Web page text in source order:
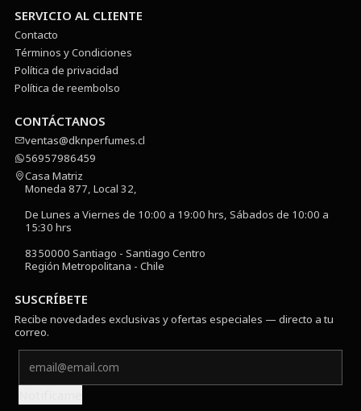
SERVICIO AL CLIENTE
Contacto
Términos y Condiciones
Política de privacidad
Política de reembolso
CONTÁCTANOS
ventas@dknperfumes.cl
56957986459
Casa Matriz
Moneda 877, Local 32,
De Lunes a Viernes de 10:00 a 19:00 hrs, Sábados de 10:00 a
15:30 hrs
8350000 Santiago - Santiago Centro
Región Metropolitana - Chile
SUSCRÍBETE
Recibe novedades exclusivas y ofertas especiales — directo a tu
correo.